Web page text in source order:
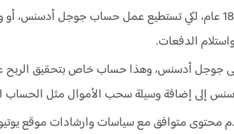
يجب ألا يقل عمرك عن 18 عام، لكي تستطيع عمل حساب جوجل
الدفعات.
جوجل أدسنس، وهذا حساب خاص بتحقيق الربح
إلى إضافة وسيلة سحب الأموال مثل الحساب
محتوى متوافق مع سياسات وارشادات موقع